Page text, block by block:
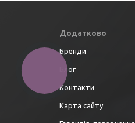
Додатково
Бренди
Блог
Контакти
Карта сайту